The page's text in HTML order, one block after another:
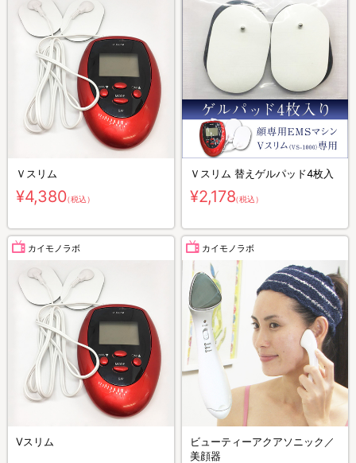
Ｖスリム
¥4,380（税込）
Ｖスリム 替えゲルパッド4枚入
¥2,178（税込）
カイモノラボ
Vスリム
カイモノラボ
ビューティーアクアソニック／
美顔器